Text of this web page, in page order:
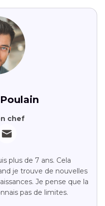
chef
plus de 7 ans. Cela
je trouve de nouvelles
Je pense que la
pas de limites.